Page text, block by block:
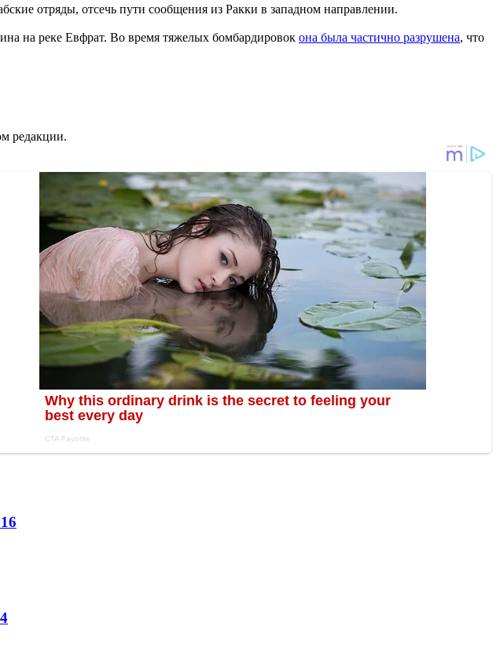
отряды, отсечь пути сообщения из Ракки в западном направлении.
на реке Евфрат. Во время тяжелых бомбардировок она была частично разрушена, что
редакции.